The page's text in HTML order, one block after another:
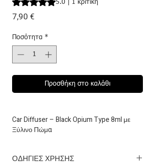
5.0 | 1 κριτική
7,90 €Τιμή
Ποσότητα *
Προσθήκη στο καλάθι
Car Diffuser – Black Opium Type 8ml με
Ξύλινο Πώμα
διακριτική πολυτέλεια.
ΟΔΗΓΙΕΣ ΧΡΗΣΗΣ